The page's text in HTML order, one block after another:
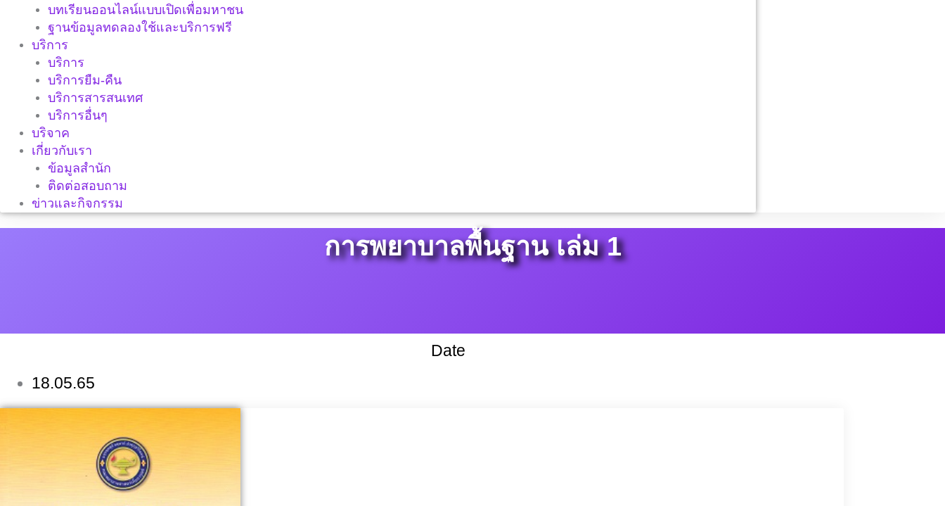
บทเรียนออนไลน์แบบเปิดเพื่อมหาชน
ฐานข้อมูลทดลองใช้และบริการฟรี
บริการ
บริการ
บริการยืม-คืน
บริการสารสนเทศ
บริการอื่นๆ
บริจาค
เกี่ยวกับเรา
ข้อมูลสำนัก
ติดต่อสอบถาม
ข่าวและกิจกรรม
การพยาบาลพื้นฐาน เล่ม 1
Date
18.05.65